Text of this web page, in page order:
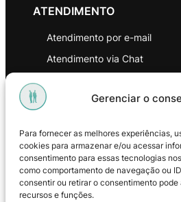
Gerenciar o
Para fornecer as melhores experiências,
cookies para armazenar e/ou acessar
consentimento para essas tecnologias
como comportamento de navegação ou
consentir ou retirar o consentimento
recursos e funções.
ATENDIMENTO
Atendimento por e-mail
Atendimento via Chat
Política de Privacidade
Política de Troca e
Política de Reembolso